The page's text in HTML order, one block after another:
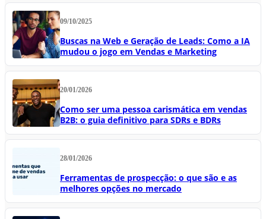
09/10/2025
Buscas na Web e Geração de Leads: Como a IA
mudou o jogo em Vendas e Marketing
20/01/2026
Como ser uma pessoa carismática em vendas
B2B: o guia definitivo para SDRs e BDRs
28/01/2026
Ferramentas de prospecção: o que são e as
melhores opções no mercado